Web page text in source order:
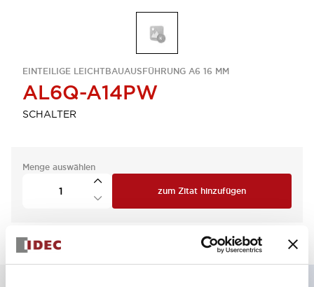
EINTEILIGE LEICHTBAUAUSFÜHRUNG A6 16 MM
AL6Q-A14PW
SCHALTER
Menge auswählen
zum Zitat hinzufügen